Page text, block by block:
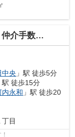
数料無料
中央 」駅 徒歩5分
駅 徒歩15分
内永和 」駅 徒歩20
丁目